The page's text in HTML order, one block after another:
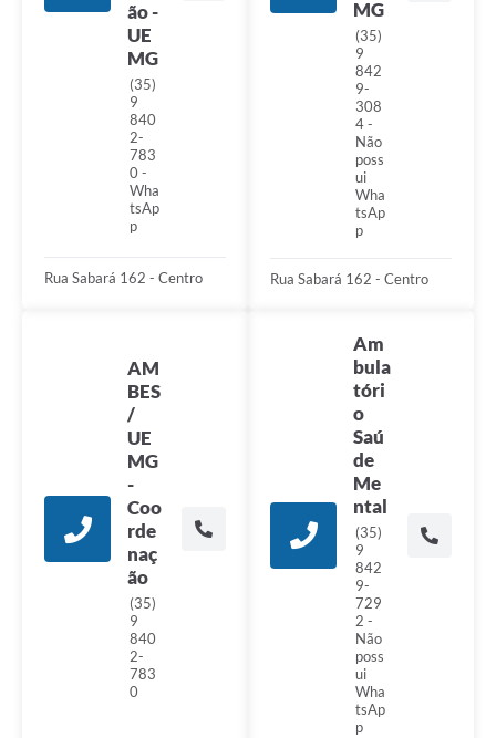
ão -
UE
MG
(35)
9
840
2-
783
0 -
Wha
tsAp
p
Rua Sabará 162 - Centro
MG
(35)
9
842
9-
308
4 -
Não
poss
ui
Wha
tsAp
p
Rua Sabará 162 - Centro
AM
BES
/
UE
MG
-
Coo
rde
naç
ão
(35)
9
840
2-
783
0
Am
bula
tóri
o
Saú
de
Me
ntal
(35)
9
842
9-
729
2 -
Não
poss
ui
Wha
tsAp
p